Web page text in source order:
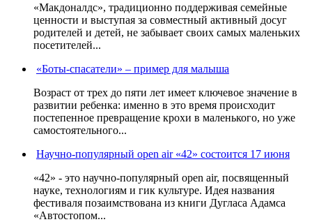
«Макдоналдс», традиционно поддерживая семейные
ценности и выступая за совместный активный досуг
родителей и детей, не забывает своих самых маленьких
посетителей...
«Боты-спасатели» – пример для малыша
Возраст от трех до пяти лет имеет ключевое значение в
развитии ребенка: именно в это время происходит
постепенное превращение крохи в маленького, но уже
самостоятельного...
Научно-популярный open air «42» состоится 17 июня
«42» - это научно-популярный open air, посвященный
науке, технологиям и гик культуре. Идея названия
фестиваля позаимствована из книги Дугласа Адамса
«Автостопом...